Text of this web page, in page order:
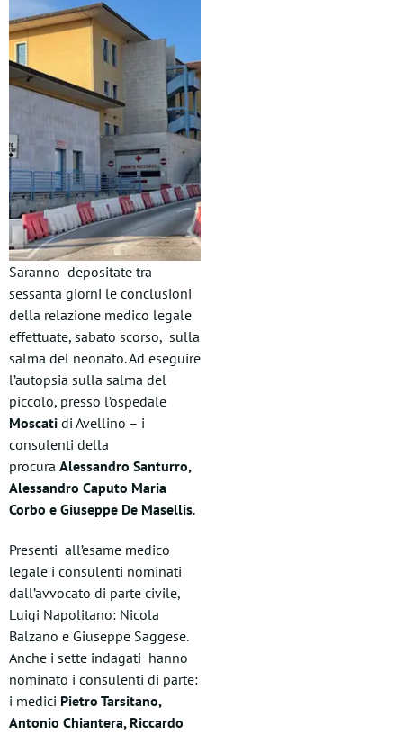
Saranno depositate tra
sessanta giorni le conclusioni
della relazione medico legale
effettuate, sabato scorso, sulla
salma del neonato. Ad eseguire
l’autopsia sulla salma del
piccolo, presso l’ospedale
Moscati di Avellino – i
consulenti della
procura Alessandro Santurro,
Alessandro Caputo Maria
Corbo e Giuseppe De Masellis.
Presenti all’esame medico
legale i consulenti nominati
dall’avvocato di parte civile,
Luigi Napolitano: Nicola
Balzano e Giuseppe Saggese.
Anche i sette indagati hanno
nominato i consulenti di parte:
i medici Pietro Tarsitano,
Antonio Chiantera, Riccardo